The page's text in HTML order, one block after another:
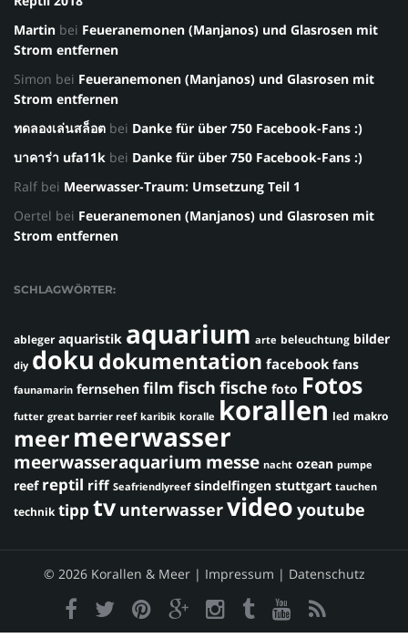
Martin bei Feueranemonen (Manjanos) und Glasrosen mit
Strom entfernen
Simon bei Feueranemonen (Manjanos) und Glasrosen mit
Strom entfernen
ทดลองเล่นสล็อต bei Danke für über 750 Facebook-Fans :)
บาคาร่า ufa11k bei Danke für über 750 Facebook-Fans :)
Ralf bei Meerwasser-Traum: Umsetzung Teil 1
Oertel bei Feueranemonen (Manjanos) und Glasrosen mit
Strom entfernen
SCHLAGWÖRTER:
ableger aquaristik aquarium arte beleuchtung bilder
diy doku dokumentation facebook fans
faunamarin fernsehen film fisch fische foto Fotos
futter great barrier reef karibik koralle korallen led makro
meermeerwasser
meerwasseraquarium messe nacht ozean pumpe
reef reptil riff Seafriendlyreef sindelfingen stuttgart tauchen
technik tipp tv unterwasservideo youtube
© 2026 Korallen & Meer | Impressum | Datenschutz